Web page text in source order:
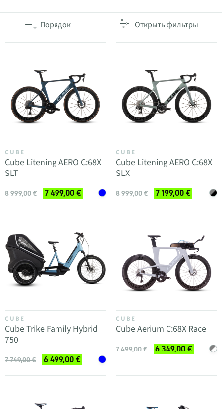
Порядок Открыть фильтры
CUBE
Cube Litening AERO C:68X
SLT
8 999,00 € 7 499,00 €
CUBE
Cube Litening AERO C:68X
SLX
8 999,00 € 7 199,00 €
CUBE
Cube Trike Family Hybrid
750
7 749,00 € 6 499,00 €
CUBE
Cube Aerium C:68X Race
7 499,00 € 6 349,00 €